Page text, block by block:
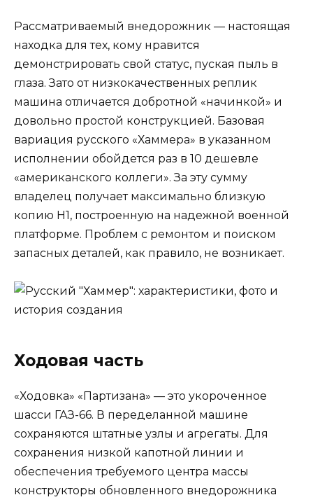
Рассматриваемый внедорожник — настоящая
находка для тех, кому нравится
демонстрировать свой статус, пуская пыль в
глаза. Зато от низкокачественных реплик
машина отличается добротной «начинкой» и
довольно простой конструкцией. Базовая
вариация русского «Хаммера» в указанном
исполнении обойдется раз в 10 дешевле
«американского коллеги». За эту сумму
владелец получает максимально близкую
копию Н1, построенную на надежной военной
платформе. Проблем с ремонтом и поиском
запасных деталей, как правило, не возникает.
Ходовая часть
«Ходовка» «Партизана» — это укороченное
шасси ГАЗ-66. В переделанной машине
сохраняются штатные узлы и агрегаты. Для
сохранения низкой капотной линии и
обеспечения требуемого центра массы
конструкторы обновленного внедорожника